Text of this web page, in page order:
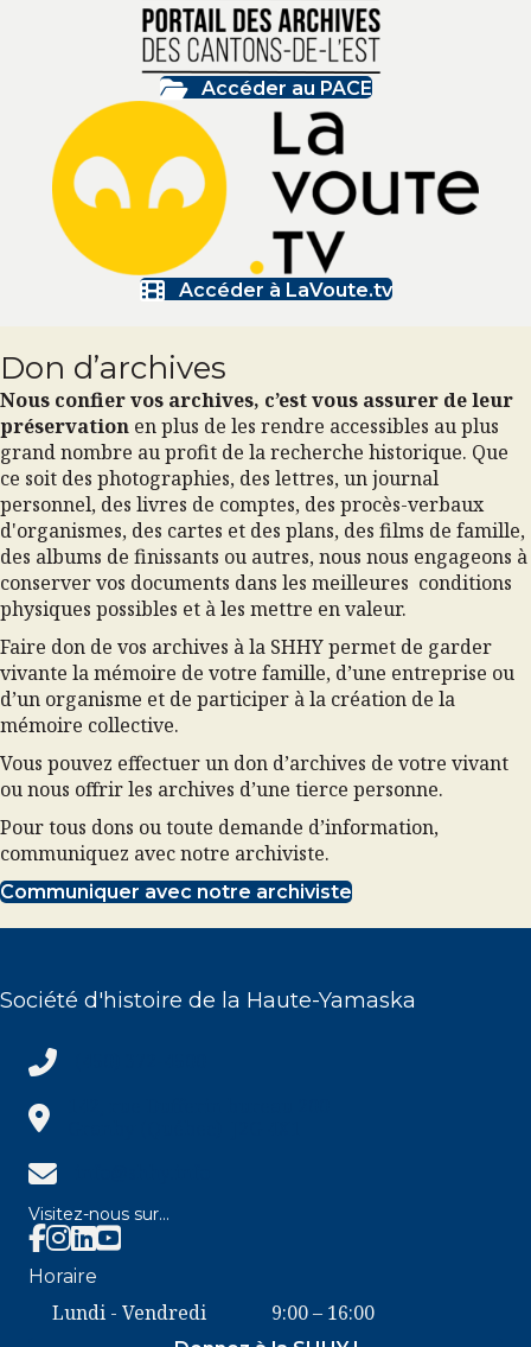
Accéder au PACE
Accéder à LaVoute.tv
Don d’archives
Nous confier vos archives, c’est vous assurer de leur
préservation en plus de les rendre accessibles au plus
grand nombre au profit de la recherche historique. Que
ce soit des photographies, des lettres, un journal
personnel, des livres de comptes, des procès-verbaux
d'organismes, des cartes et des plans, des films de famille,
des albums de finissants ou autres, nous nous engageons à
conserver vos documents dans les meilleures conditions
physiques possibles et à les mettre en valeur.
Faire don de vos archives à la SHHY permet de garder
vivante la mémoire de votre famille, d’une entreprise ou
d’un organisme et de participer à la création de la
mémoire collective.
Vous pouvez effectuer un don d’archives de votre vivant
ou nous offrir les archives d’une tierce personne.
Pour tous dons ou toute demande d’information,
communiquez avec notre archiviste.
Communiquer avec notre archiviste
Société d'histoire de la Haute-Yamaska
(450) 372-4500
info@shhy.info
Visitez-nous sur...
Facebook SHHY
Instagram SHHY
Horaire
Lundi - Vendredi 9:00 – 16:00